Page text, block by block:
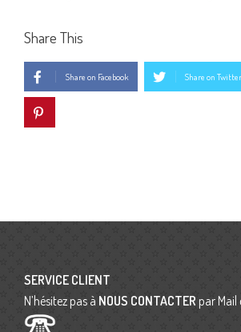
Share This
Share on Facebook Share on Twitter
SERVICE CLIENT
N’hésitez pas à NOUS CONTACTER par Mail